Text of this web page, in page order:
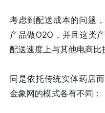
考虑到配送成本的问题
产品做O2O，并且这类
配送速度上与其他电商比
同是依托传统实体药店
金象网的模式各有不同：